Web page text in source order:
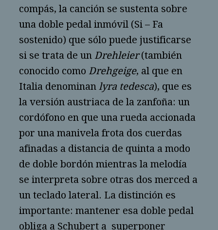
compás, la canción se sustenta sobre
una doble pedal inmóvil (Si – Fa
sostenido) que sólo puede justificarse
si se trata de un Drehleier(también
conocido como Drehgeige, al que en
Italia denominan lyra tedesca), que es
la versión austriaca de la zanfoña: un
cordófono en que una rueda accionada
por una manivela frota dos cuerdas
afinadas a distancia de quinta a modo
de doble bordón mientras la melodía
se interpreta sobre otras dos merced a
un teclado lateral. La distinción es
importante: mantener esa doble pedal
obliga a Schubert a superponer